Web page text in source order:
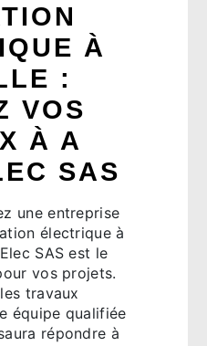
À
:
VOS
À A
SAS
une entreprise
électrique à
SAS est le
vos projets.
travaux
équipe qualifiée
répondre à